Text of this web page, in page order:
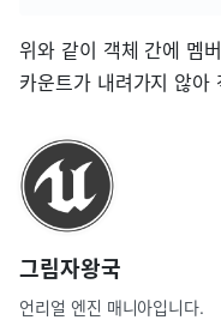
위와 같이 객체 간에 멤
카운트가 내려가지 않아
그림자왕국
언리얼 엔진 매니아입니다.